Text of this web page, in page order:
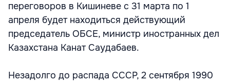
переговоров в Кишиневе с 31 марта по 1
апреля будет находиться действующий
председатель ОБСЕ, министр иностранных дел
Казахстана Канат Саудабаев.
Незадолго до распада СССР, 2 сентября 1990